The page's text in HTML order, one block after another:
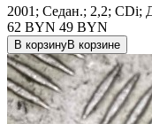
2001; Седан.; 2,2;
62 BYN 49 BYN
В корзинуВ корзине